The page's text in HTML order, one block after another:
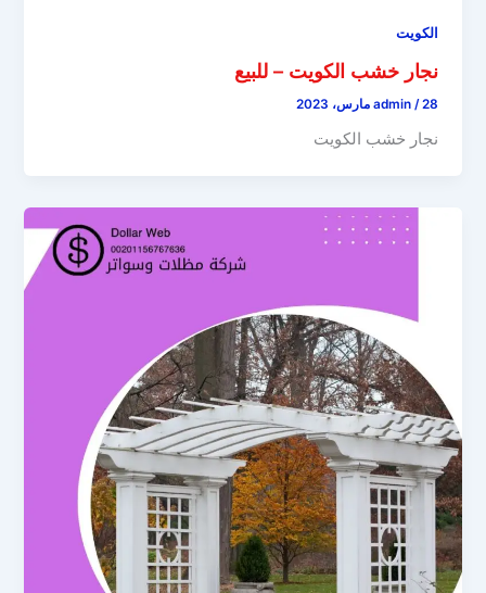
الكويت
نجار خشب الكويت – للبيع
admin /28 مارس، 2023
نجار خشب الكويت